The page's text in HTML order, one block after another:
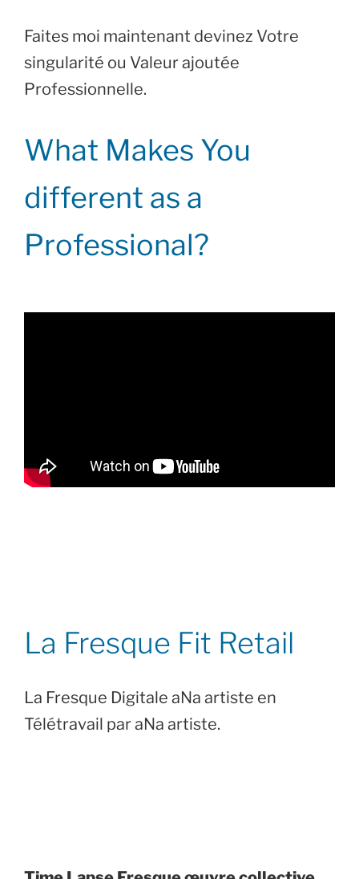
Faites moi maintenant devinez Votre
singularité ou Valeur ajoutée
Professionnelle.
What Makes You
different as a
Professional?
La Fresque Fit Retail
La Fresque Digitale aNa artiste en
Télétravail par aNa artiste.